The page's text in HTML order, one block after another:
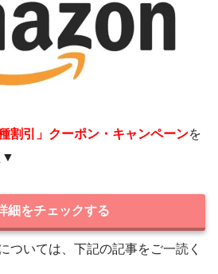
種割引」クーポン・キャンペーンを
▼
をチェックする
ついては、下記の記事をご一読く